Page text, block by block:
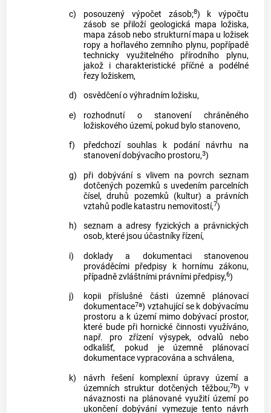
c)
posouzený výpočet zásob;8) k výpočtu
zásob se přiloží geologická mapa ložiska,
mapa zásob nebo strukturní mapa u ložisek
ropy a hořlavého zemního plynu, popřípadě
technicky využitelného přírodního plynu,
jakož i charakteristické příčné a podélné
řezy ložiskem,
d)
osvědčení o výhradním ložisku,
e)
rozhodnutí o stanovení chráněného
ložiskového území, pokud bylo stanoveno,
f)
předchozí souhlas k podání návrhu na
stanovení dobývacího prostoru,3)
g)
při dobývání s vlivem na povrch seznam
dotčených pozemků s uvedením parcelních
čísel, druhů pozemků (kultur) a právních
vztahů podle katastru nemovitostí,7)
h)
seznam a adresy fyzických a právnických
osob, které jsou účastníky řízení,
i)
doklady a dokumentaci stanovenou
prováděcími předpisy k hornímu zákonu,
případně zvláštními právními předpisy,6)
j)
kopii příslušné části územně plánovací
dokumentace7a) vztahující se k dobývacímu
prostoru a k území mimo dobývací prostor,
které bude při hornické činnosti využíváno,
např. pro zřízení výsypek, odvalů nebo
odkališť, pokud je územně plánovací
dokumentace vypracována a schválena,
k)
návrh řešení komplexní úpravy území a
územních struktur dotčených těžbou;7b) v
návaznosti na plánované využití území po
ukončení dobývání vymezuje tento návrh